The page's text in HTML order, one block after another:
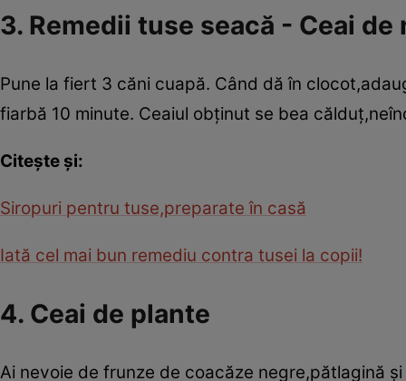
3. Remedii tuse seacă - Ceai de
Pune la fiert 3 căni cuapă. Când dă în
fiarbă 10 minute. Ceaiul obţinut se bea
Citeşte şi:
Siropuri pentru tuse,preparate în casă
Iată cel mai bun remediu contra tusei la copii!
4. Ceai de plante
Ai nevoie de frunze de coacăze negre,pătlagină